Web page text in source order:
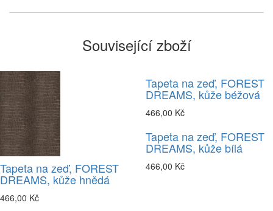
Související zboží
Tapeta na zeď, FOREST
DREAMS, kůže hnědá
466,00 Kč
Tapeta na zeď, FOREST
DREAMS, kůže béžová
466,00 Kč
Tapeta na zeď, FOREST
DREAMS, kůže bílá
466,00 Kč